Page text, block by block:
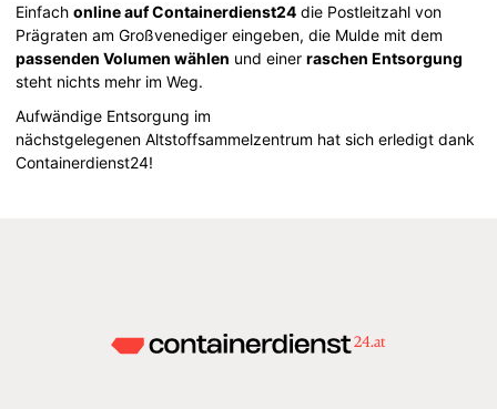
Einfachonline auf Containerdienst24 die Postleitzahl von
Prägraten am Großvenediger eingeben, die Mulde mit dem
passenden Volumen wählen und einerraschen Entsorgung
steht nichts mehr im Weg.
Aufwändige Entsorgung im
nächstgelegenen Altstoffsammelzentrum hat sich erledigt dank
Containerdienst24!